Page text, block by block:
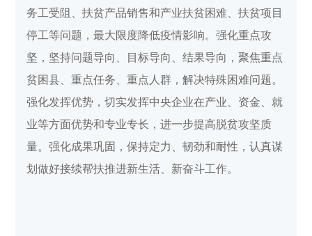
务工受阻、扶贫产品销售和产业扶贫困难、扶贫项目
停工等问题，最大限度降低疫情影响。强化重点攻
坚，坚持问题导向、目标导向、结果导向，聚焦重点
贫困县、重点任务、重点人群，解决特殊困难问题。
强化发挥优势，切实发挥中央企业在产业、资金、就
业等方面优势和专业专长，进一步提高脱贫攻坚质
量。强化成果巩固，保持定力、韧劲和耐性，认真谋
划做好接续帮扶推进新生活、新奋斗工作。